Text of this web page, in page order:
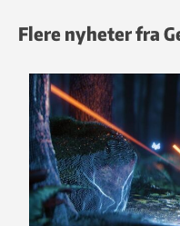
Flere nyheter fra